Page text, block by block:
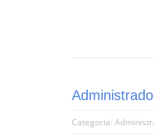
Categoria: